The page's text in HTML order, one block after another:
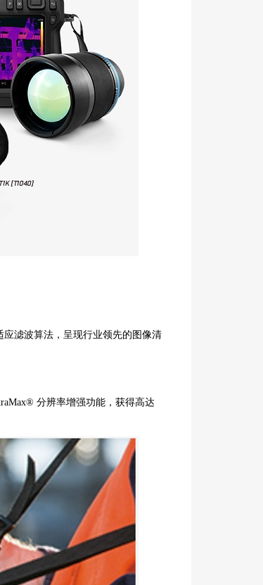
应滤波算法，呈现行业领先的图像清
分辨率增强功能，获得高达